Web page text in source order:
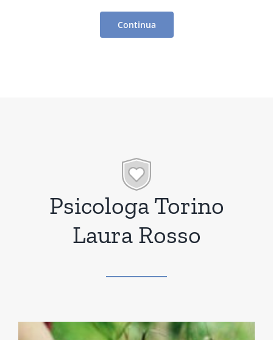
Continua
Psicologa Torino
Laura Rosso